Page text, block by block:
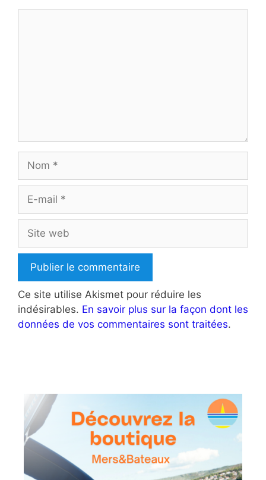
Nom
Site
web
Ce site utilise Akismet pour réduire les
indésirables. En savoir plus sur la façon dont les
données de vos commentaires sont traitées.